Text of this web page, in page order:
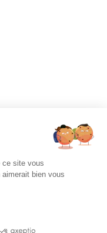
ce site vous
bien vous